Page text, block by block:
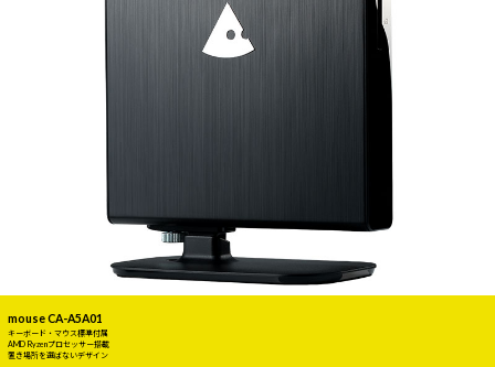
mouse CA-A5A01
キーボード・マウス標準付属
AMD Ryzenプロセッサー搭載
置き場所を選ばないデザイン